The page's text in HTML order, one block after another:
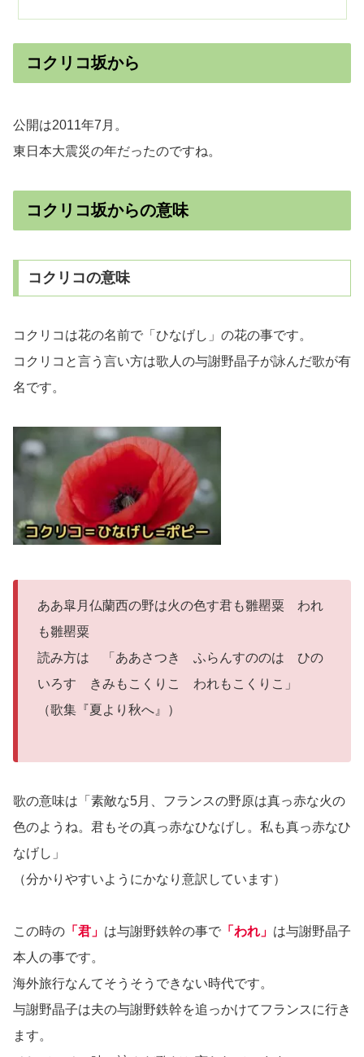
コクリコ坂から
公開は2011年7月。
東日本大震災の年だったのですね。
コクリコ坂からの意味
コクリコの意味
コクリコは花の名前で「ひなげし」の花の事です。
コクリコと言う言い方は歌人の与謝野晶子が詠んだ歌が有
名です。
ああ皐月仏蘭西の野は火の色す君も雛罌粟 われ
も雛罌粟
読み方は 「ああさつき ふらんすののは ひの
いろす きみもこくりこ われもこくりこ」
（歌集『夏より秋へ』）
歌の意味は「素敵な5月、フランスの野原は真っ赤な火の
色のようね。君もその真っ赤なひなげし。私も真っ赤なひ
なげし」
（分かりやすいようにかなり意訳しています）
この時の 「君」 は与謝野鉄幹の事で 「われ」 は与謝野晶子
本人の事です。
海外旅行なんてそうそうできない時代です。
与謝野晶子は夫の与謝野鉄幹を追っかけてフランスに行き
ます。